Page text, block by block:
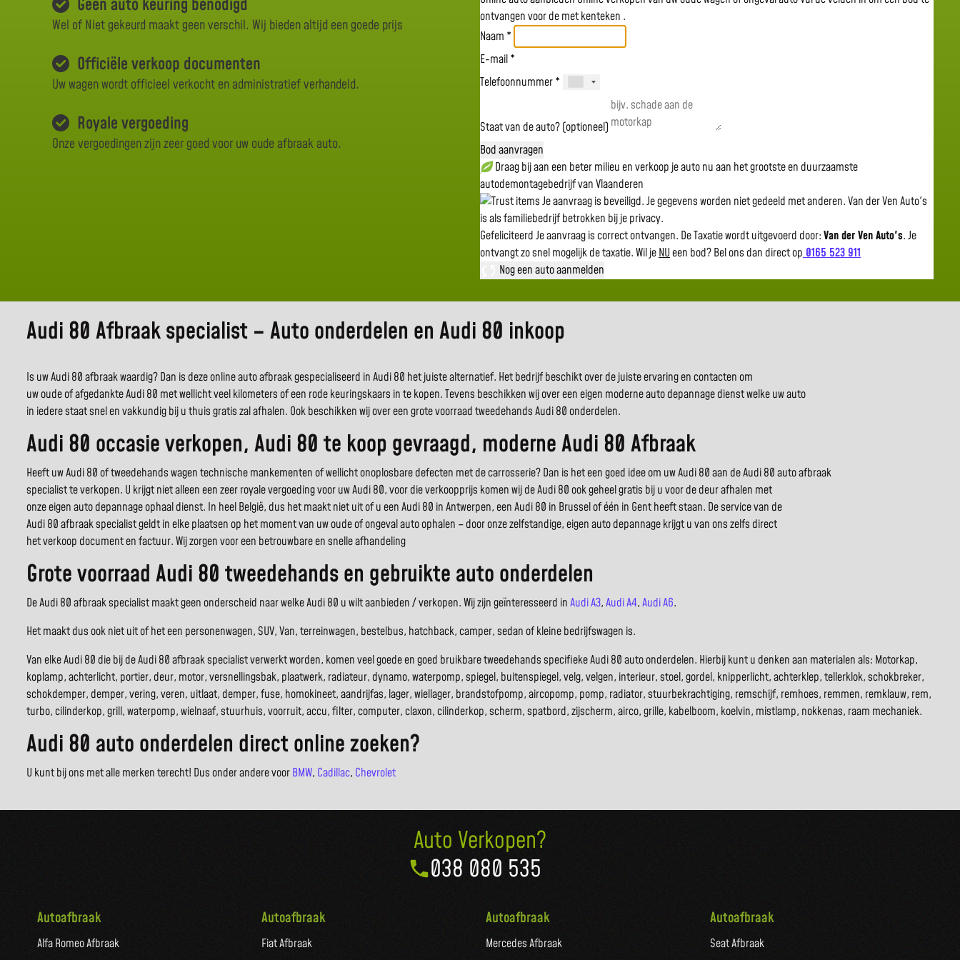
Geen auto keuring benodigd
Wel of Niet gekeurd maakt geen verschil. Wij bieden altijd een goede prijs
Officiële verkoop documenten
Uw wagen wordt officieel verkocht en administratief verhandeld.
Royale vergoeding
Onze vergoedingen zijn zeer goed voor uw oude afbraak auto.
ontvangen voor demet kenteken .
Naam *
E-mail *
Telefoonnummer *
Staat van de auto? (optioneel)
Bod aanvragen
Draag bij aan een beter milieu en verkoop je auto nu aan het grootste en duurzaamste
autodemontagebedrijf van Vlaanderen
Je aanvraag is beveiligd. Je gegevens worden niet gedeeld met anderen. Van der Ven Auto's
is als familiebedrijf betrokken bij je privacy.
GefeliciteerdJe aanvraag is correct ontvangen. De Taxatie wordt uitgevoerd door:Van der Ven Auto's.Je
ontvangt zo snel mogelijk de taxatie.Wil jeNUeen bod? Bel ons dan direct op 0165 523 911
Nog een auto aanmelden
Audi 80 Afbraak specialist – Auto onderdelen en Audi 80 inkoop
Is uw Audi 80 afbraak waardig? Dan is deze online auto afbraak gespecialiseerd in Audi 80 het juiste alternatief. Het bedrijf beschikt over de juiste ervaring en contacten om
uw oude of afgedankte Audi 80 met wellicht veel kilometers of een rode keuringskaars in te kopen. Tevens beschikken wij over een eigen moderne auto depannage dienst welke uw auto
in iedere staat snel en vakkundig bij u thuis gratis zal afhalen. Ook beschikken wij over een grote voorraad tweedehands Audi 80 onderdelen.
Audi 80 occasie verkopen, Audi 80 te koop gevraagd, moderne Audi 80 Afbraak
Heeft uw Audi 80 of tweedehands wagen technische mankementen of wellicht onoplosbare defecten met de carrosserie? Dan is het een goed idee om uw Audi 80 aan de Audi 80 auto afbraak
specialist te verkopen. U krijgt niet alleen een zeer royale vergoeding voor uw Audi 80, voor die verkoopprijs komen wij de Audi 80 ook geheel gratis bij u voor de deur afhalen met
onze eigen auto depannage ophaal dienst. In heel België, dus het maakt niet uit of u een Audi 80 in Antwerpen, een Audi 80 in Brussel of één in Gent heeft staan. De service van de
Audi 80 afbraak specialist geldt in elke plaatsen op het moment van uw oude of ongeval auto ophalen – door onze zelfstandige, eigen auto depannage krijgt u van ons zelfs direct
het verkoop document en factuur. Wij zorgen voor een betrouwbare en snelle afhandeling
Grote voorraad Audi 80 tweedehands en gebruikte auto onderdelen
De Audi 80 afbraak specialist maakt geen onderscheid naar welke Audi 80 u wilt aanbieden / verkopen. Wij zijn geïnteresseerd inAudi A3,Audi A4,Audi A6.
Het maakt dus ook niet uit of het een personenwagen, SUV, Van, terreinwagen, bestelbus, hatchback, camper, sedan of kleine bedrijfswagen is.
Van elke Audi 80 die bij de Audi 80 afbraak specialist verwerkt worden, komen veel goede en goed bruikbare tweedehands specifieke Audi 80 auto onderdelen. Hierbij kunt u denken aan materialen als: Motorkap,
koplamp, achterlicht, portier, deur, motor, versnellingsbak, plaatwerk, radiateur, dynamo, waterpomp, spiegel, buitenspiegel, velg, velgen, interieur, stoel, gordel, knipperlicht, achterklep, tellerklok, schokbreker,
schokdemper, demper, vering, veren, uitlaat, demper, fuse, homokineet, aandrijfas, lager, wiellager, brandstofpomp, aircopomp, pomp, radiator, stuurbekrachtiging, remschijf, remhoes, remmen, remklauw, rem,
turbo, cilinderkop, grill, waterpomp, wielnaaf, stuurhuis, voorruit, accu, filter, computer, claxon, cilinderkop, scherm, spatbord, zijscherm, airco, grille, kabelboom, koelvin, mistlamp, nokkenas, raam mechaniek.
Audi 80 auto onderdelen direct online zoeken?
U kunt bij ons met alle merken terecht! Dus onder andere voorBMW, Cadillac, Chevrolet
Auto Verkopen?
038 080 535
Autoafbraak
Alfa Romeo Afbraak
Autoafbraak
Fiat Afbraak
Autoafbraak
Mercedes Afbraak
Autoafbraak
Seat Afbraak